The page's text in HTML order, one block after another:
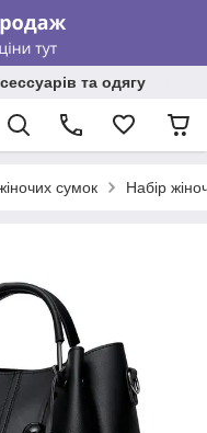
та одягу
сумок Набір